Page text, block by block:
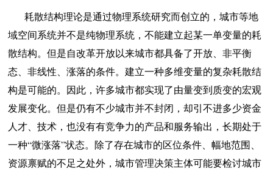
耗散结构理论是通过物理系统研究而创立的，城市等地
域空间系统并不是纯物理系统，不能建立起某一单变量的耗
散结构。但是自改革开放以来城市都具备了开放、非平衡
态、非线性、涨落的条件。建立一种多维变量的复杂耗散结
构是可能的。因此，许多城市都实现了由量变到质变的宏观
发展变化。但是仍有不少城市并不封闭，却引不进多少资金
人才、技术，也没有有竞争力的产品和服务输出，长期处于
一种“微涨落”状态。除了存在城市的区位条件、幅地范围、
资源禀赋的不足之处外，城市管理决策主体可能要检讨城市